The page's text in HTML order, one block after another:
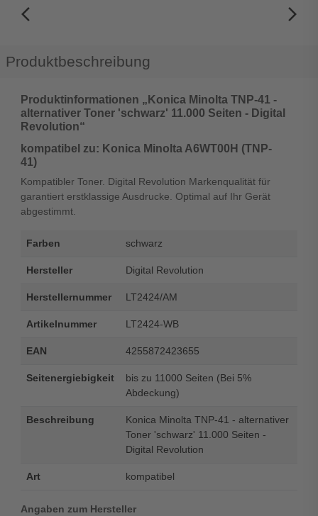
arrow_back_ios_new
arrow_forward_ios
Produktbeschreibung
Produktinformationen „Konica Minolta TNP-41 -
alternativer Toner 'schwarz' 11.000 Seiten - Digital
Revolution“
kompatibel zu: Konica Minolta A6WT00H (TNP-
41)
Kompatibler Toner. Digital Revolution Markenqualität für
garantiert erstklassige Ausdrucke. Optimal auf Ihr Gerät
abgestimmt.
Farben schwarz
Hersteller Digital Revolution
Herstellernummer LT2424/AM
Artikelnummer LT2424-WB
EAN 4255872423655
Seitenergiebigkeit
bis zu 11000 Seiten (Bei 5%
Abdeckung)
Beschreibung
Konica Minolta TNP-41 - alternativer
Toner 'schwarz' 11.000 Seiten -
Digital Revolution
Art kompatibel
Angaben zum Hersteller